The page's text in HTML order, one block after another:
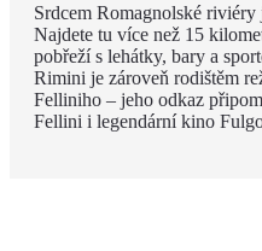
Srdcem Romagnolské
Najdete tu více než 15
pobřeží s lehátky, bary a
Rimini je zároveň rodištěm
Felliniho – jeho odkaz
Fellini i legendární kino